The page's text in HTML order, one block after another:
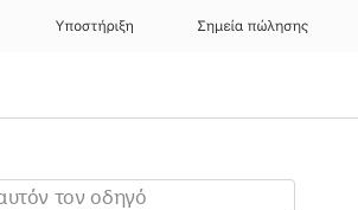
Υποστήριξη Σημεία πώλησης